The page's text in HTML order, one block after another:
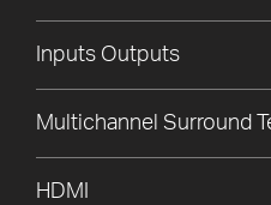
Inputs Outputs
Multichannel Surround
HDMI